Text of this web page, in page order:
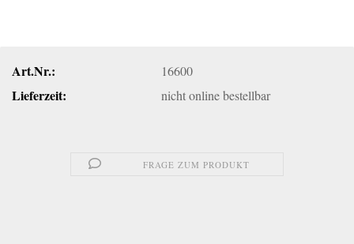
Art.Nr.: 16600
Lieferzeit: nicht online bestellbar
FRAGE ZUM PRODUKT